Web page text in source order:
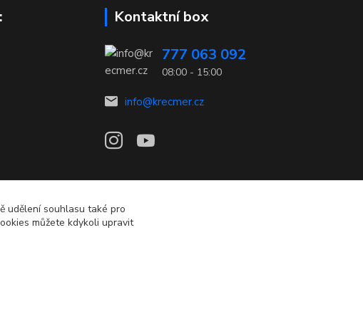
Kontaktní box
777 063 092
08:00 - 15:00
info@krecmer.cz
udělení souhlasu také pro
můžete kdykoli upravit